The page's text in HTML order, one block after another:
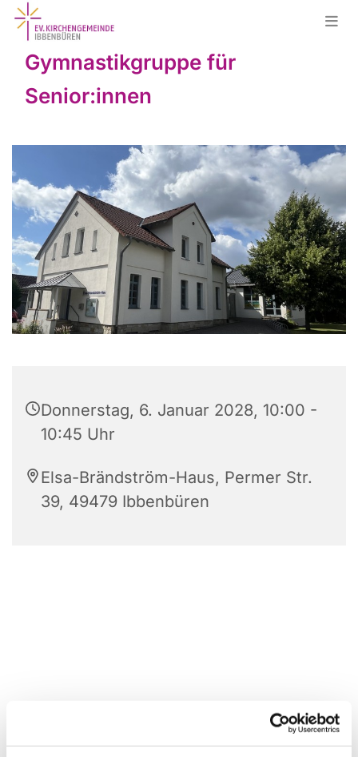
Gymnastikgruppe für
Senior:innen
Donnerstag, 6. Januar 2028, 10:00 -
10:45 Uhr
Elsa-Brändström-Haus, Permer Str.
39, 49479 Ibbenbüren